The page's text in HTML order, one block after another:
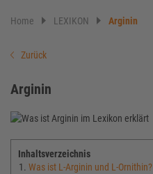
Home LEXIKON Arginin
Zurück
Arginin
Inhaltsverzeichnis
Was ist L-Arginin und L-Ornithin?